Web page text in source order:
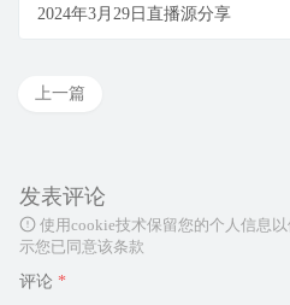
2024年3月29日直播源分享
上一篇
发表评论
使用cookie技术保留您的个人信息
示您已同意该条款
评论 *